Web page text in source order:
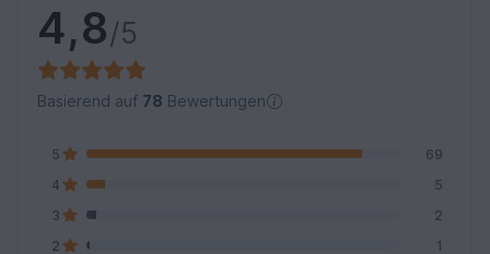
4,8/5
Basierend auf 78 Bewertungen
5
69
4
5
3
2
2
1